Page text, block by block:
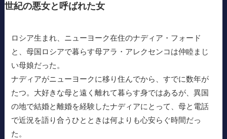
世紀の悪女と呼ばれた女
ロシア生まれ、ニューヨーク在住のナディア・フォード
と、母国ロシアで暮らす母アラ・アレクセンコは仲睦まじ
い母娘だった。
ナディアがニューヨークに移り住んでから、すでに数年が
たつ。大好きな母と遠く離れて暮らす身ではあるが、異国
の地で結婚と離婚を経験したナディアにとって、母と電話
で近況を語り合うひとときは何よりも心安らぐ時間だっ
た。